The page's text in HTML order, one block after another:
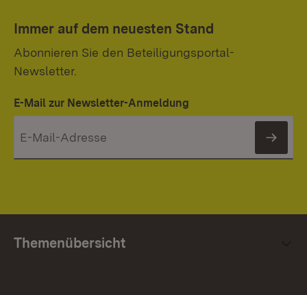
Immer auf dem neuesten Stand
Abonnieren Sie den Beteiligungsportal-
Newsletter.
E-Mail zur Newsletter-Anmeldung
Themenübersicht